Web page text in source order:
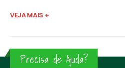
VEJA MAIS +
Precisa de Ajuda?